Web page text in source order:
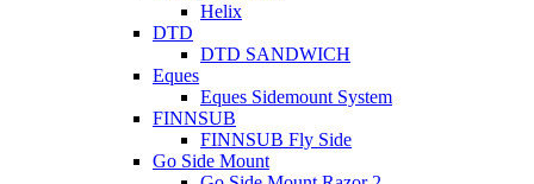
Helix
DTD
DTD SANDWICH
Eques
Eques Sidemount System
FINNSUB
FINNSUB Fly Side
Go Side Mount